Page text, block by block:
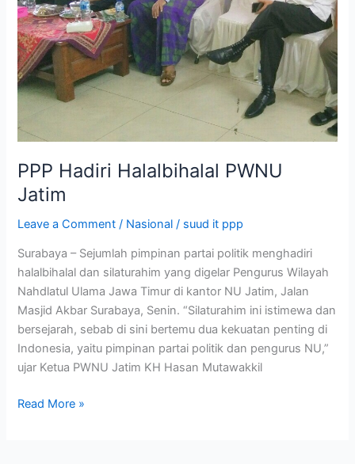
PPP Hadiri Halalbihalal PWNU
Jatim
Leave a Comment / Nasional / suud it ppp
Surabaya – Sejumlah pimpinan partai politik menghadiri
halalbihalal dan silaturahim yang digelar Pengurus Wilayah
Nahdlatul Ulama Jawa Timur di kantor NU Jatim, Jalan
Masjid Akbar Surabaya, Senin. “Silaturahim ini istimewa dan
bersejarah, sebab di sini bertemu dua kekuatan penting di
Indonesia, yaitu pimpinan partai politik dan pengurus NU,”
ujar Ketua PWNU Jatim KH Hasan Mutawakkil
Read More »